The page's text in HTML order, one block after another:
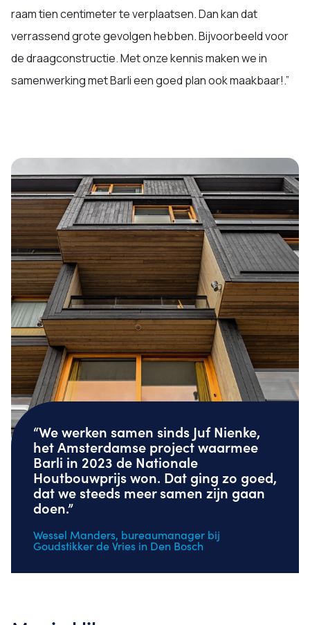
raam tien centimeter te verplaatsen. Dan kan dat
verrassend grote gevolgen hebben. Bijvoorbeeld voor
de draagconstructie. Met onze kennis maken we in
samenwerking met Barli een goed plan ook maakbaar!.”
“We werken samen sinds Juf Nienke,
het Amsterdamse project waarmee
Barli in 2023 de Nationale
Houtbouwprijs won. Dat ging zo goed,
dat we steeds meer samen zijn gaan
doen.”
Wessel Manders, bureaumanager bij
Goudstikker de Vries in Den Bosch